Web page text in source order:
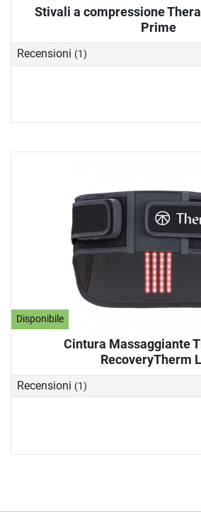
Stivali a compressione
Prime
Recensioni (1)
Disponibile
Cintura Massaggiante
RecoveryTherm
Recensioni (1)